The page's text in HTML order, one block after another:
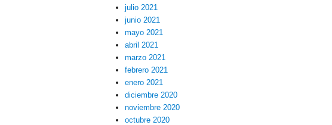
julio 2021
junio 2021
mayo 2021
abril 2021
marzo 2021
febrero 2021
enero 2021
diciembre 2020
noviembre 2020
octubre 2020